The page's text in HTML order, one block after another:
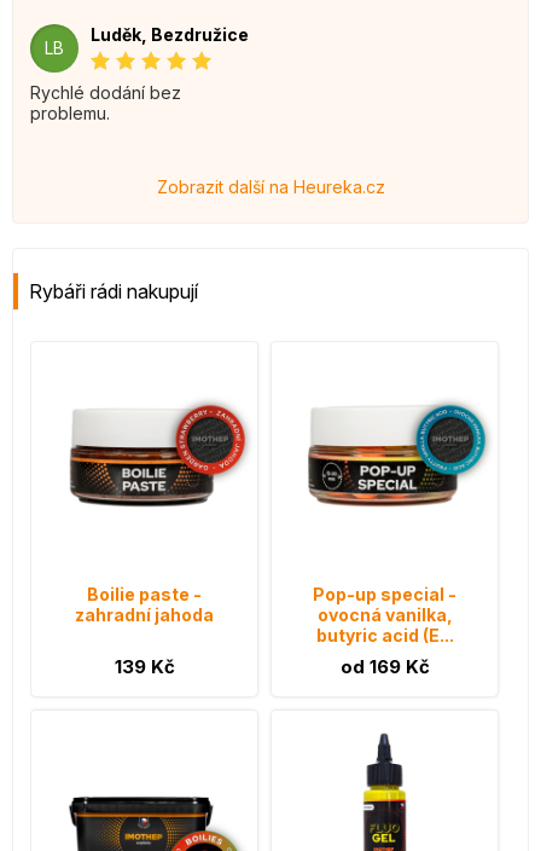
LB
Luděk, Bezdružice
Rychlé dodání bez
problemu.
Zobrazit další na Heureka.cz
Rybáři rádi nakupují
Boilie paste -
zahradní jahoda
139 Kč
Pop-up special -
ovocná vanilka,
butyric acid (E...
od 169 Kč